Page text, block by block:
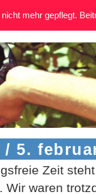
/ 5.
Zeit
Wir waren
mehr gepflegt.